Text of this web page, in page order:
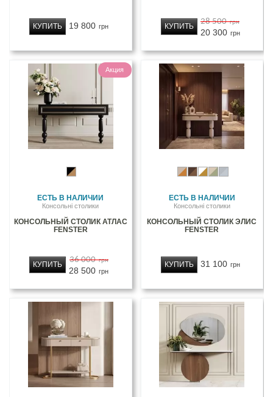
19 800 грн
КУПИТЬ
28 500 грн
20 300 грн
КУПИТЬ
Акция
ЕСТЬ В НАЛИЧИИ
Консольні столики
КОНСОЛЬНЫЙ СТОЛИК АТЛАС
FENSTER
36 000 грн
28 500 грн
КУПИТЬ
ЕСТЬ В НАЛИЧИИ
Консольні столики
КОНСОЛЬНЫЙ СТОЛИК ЭЛИС
FENSTER
31 100 грн
КУПИТЬ